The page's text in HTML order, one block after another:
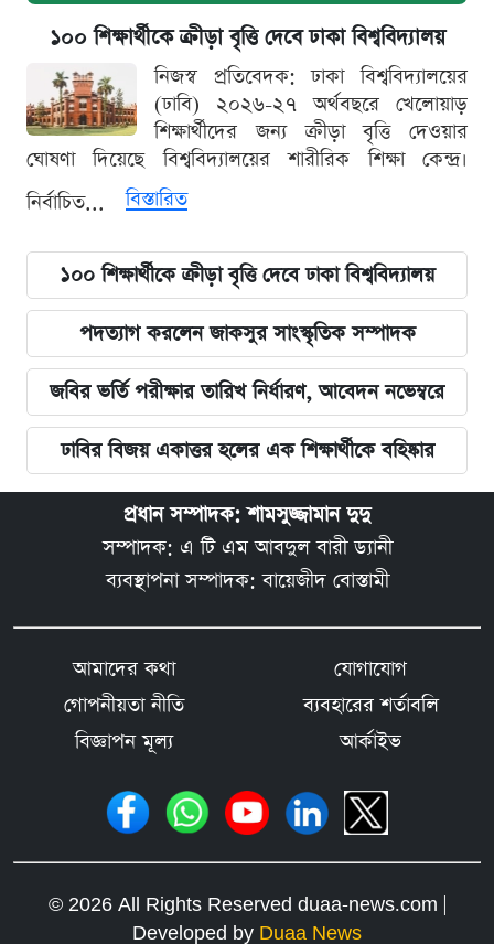
১০০ শিক্ষার্থীকে ক্রীড়া বৃত্তি দেবে ঢাকা বিশ্ববিদ্যালয়
নিজস্ব প্রতিবেদক: ঢাকা বিশ্ববিদ্যালয়ের
(ঢাবি) ২০২৬-২৭ অর্থবছরে খেলোয়াড়
শিক্ষার্থীদের জন্য ক্রীড়া বৃত্তি দেওয়ার
ঘোষণা দিয়েছে বিশ্ববিদ্যালয়ের শারীরিক শিক্ষা কেন্দ্র।
নির্বাচিত...
বিস্তারিত
১০০ শিক্ষার্থীকে ক্রীড়া বৃত্তি দেবে ঢাকা বিশ্ববিদ্যালয়
পদত্যাগ করলেন জাকসুর সাংস্কৃতিক সম্পাদক
জবির ভর্তি পরীক্ষার তারিখ নির্ধারণ, আবেদন নভেম্বরে
ঢাবির বিজয় একাত্তর হলের এক শিক্ষার্থীকে বহিষ্কার
প্রধান সম্পাদক: শামসুজ্জামান দুদু
সম্পাদক: এ টি এম আবদুল বারী ড্যানী
ব্যবস্থাপনা সম্পাদক: বায়েজীদ বোস্তামী
আমাদের কথা
যোগাযোগ
গোপনীয়তা নীতি
ব্যবহারের শর্তাবলি
বিজ্ঞাপন মূল্য
আর্কাইভ
© 2026 All Rights Reserved duaa-news.com |
Developed by Duaa News